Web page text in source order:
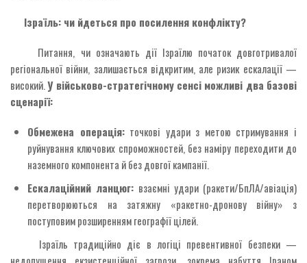
Ізраїль: чи йдеться про посилення конфлікту?
Питання, чи означають дії Ізраїлю початок довготривалої
регіональної війни, залишається відкритим, але ризик ескалації —
високий.У військово-стратегічному сенсі можливі два базові
сценарії:
Обмежена операція:точкові удари з метою стримування і
руйнування ключових спроможностей, без наміру переходити до
наземного компонента й без довгої кампанії.
Ескалаційний ланцюг: взаємні удари (ракети/БпЛА/авіація)
перетворюються на затяжну «ракетно-дронову війну» з
поступовим розширенням географії цілей.
Ізраїль традиційно діє в логіці превентивної безпеки —